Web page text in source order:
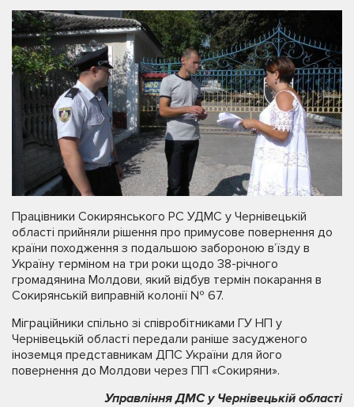
Працівники Сокирянського РС УДМС у Чернівецькій
області прийняли рішення про примусове повернення до
країни походження з подальшою забороною в’їзду в
Україну терміном на три роки щодо 38-річного
громадянина Молдови, який відбув термін покарання в
Сокирянській виправній колонії № 67.
Міграційники спільно зі співробітниками ГУ НП у
Чернівецькій області передали раніше засудженого
іноземця представникам ДПС України для його
повернення до Молдови через ПП «Сокиряни».
Управління ДМС у Чернівецькій області